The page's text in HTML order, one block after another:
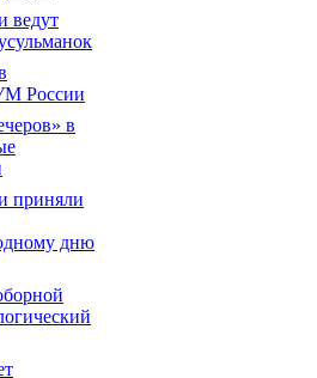
ведут
России
в
приняли
дню